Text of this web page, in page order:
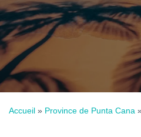
Accueil » Province de Punta Cana